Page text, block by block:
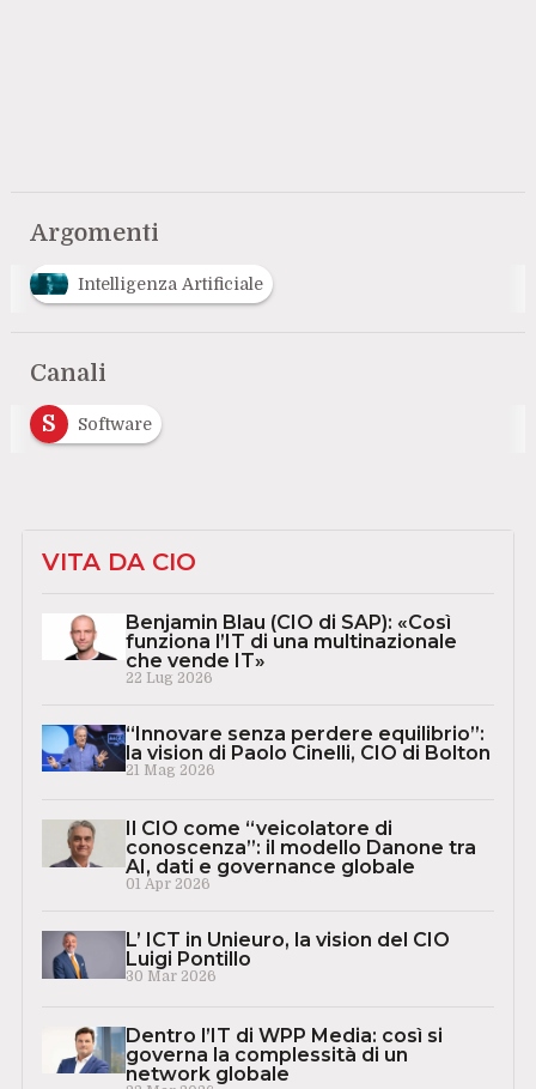
Argomenti
Intelligenza Artificiale
Canali
S
Software
VITA DA CIO
Benjamin Blau (CIO di SAP): «Così
funziona l’IT di una multinazionale
che vende IT»
22 Lug 2026
“Innovare senza perdere equilibrio”:
la vision di Paolo Cinelli, CIO di Bolton
21 Mag 2026
Il CIO come “veicolatore di
conoscenza”: il modello Danone tra
AI, dati e governance globale
01 Apr 2026
L’ ICT in Unieuro, la vision del CIO
Luigi Pontillo
30 Mar 2026
Dentro l’IT di WPP Media: così si
governa la complessità di un
network globale